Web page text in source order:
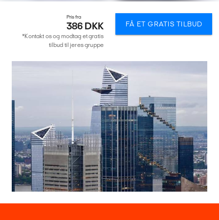
Pris fra
386 DKK
*Kontakt os og modtag et gratis
tilbud til jeres gruppe
FÅ ET GRATIS TILBUD